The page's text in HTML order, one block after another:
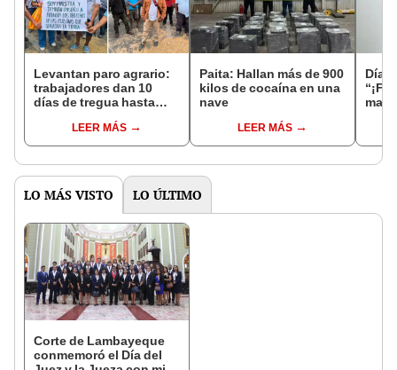
Levantan paro agrario:
trabajadores dan 10
días de tregua hasta
sus promesas
LEER MÁS
Paita: Hallan más de 900
kilos de cocaína en una
nave
LEER MÁS
Días
LO MÁS VISTO LO ÚLTIMO
Corte de Lambayeque
conmemoró el Día del